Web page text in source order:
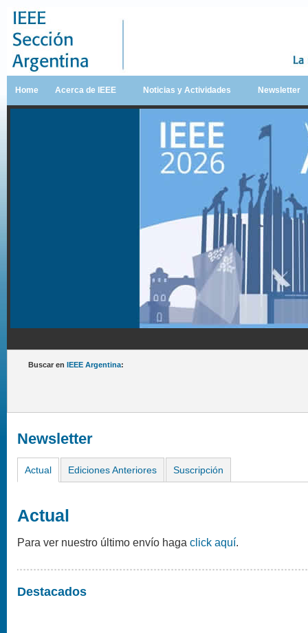
Home Acerca de IEEE Noticias y Actividades Newsletter
Buscar en IEEE Argentina:
Newsletter
Actual Ediciones Anteriores Suscripción
Actual
Para ver nuestro último envío haga click aquí.
Destacados